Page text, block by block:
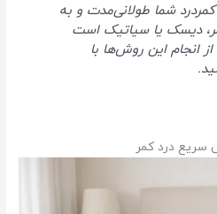
شما طولانی‌مدت و به
دیسک یا سیاتیک است
انجام این روش‌ها با